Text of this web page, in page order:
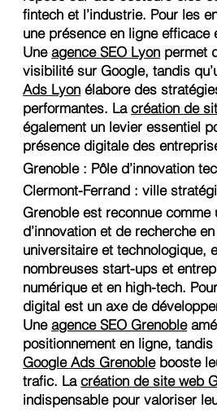
fintech et l’industrie. Pour les
une présence en ligne efficace
Uneagence SEO Lyon permet
visibilité sur Google, tandis
Ads Lyon élabore des
performantes. Lacréation de
également un levier essentiel
présence digitale des
Grenoble : Pôle d’innovation
Grenoble est reconnue comme
d’innovation et de recherche
universitaire et technologique,
nombreuses start-ups et
numérique et en high-tech.
digital est un axe de
Uneagence SEO Grenoble
positionnement en ligne, tandis
Google Ads Grenoblebooste
trafic. Lacréation de site web
indispensable pour valoriser
Clermont-Ferrand : ville